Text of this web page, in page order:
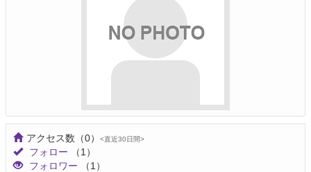
アクセス数 （0） <直近30日間>
フォロー
（1）
フォロワー
（1）